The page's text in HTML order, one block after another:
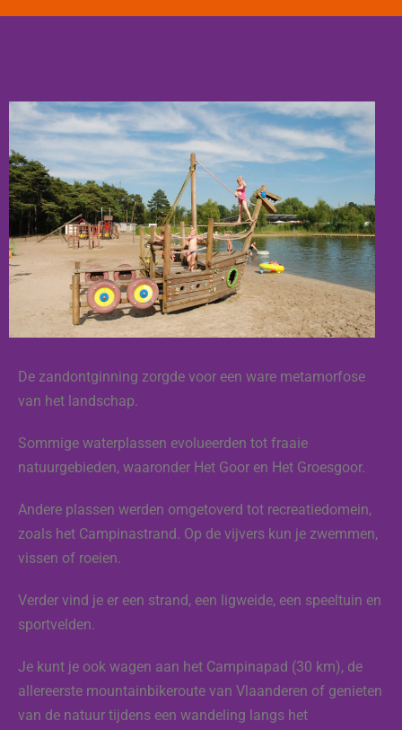
De zandontginning zorgde voor een ware metamorfose
van het landschap.
Sommige waterplassen evolueerden tot fraaie
natuurgebieden, waaronder Het Goor en Het Groesgoor.
Andere plassen werden omgetoverd tot recreatiedomein,
zoals het Campinastrand. Op de vijvers kun je zwemmen,
vissen of roeien.
Verder vind je er een strand, een ligweide, een speeltuin en
sportvelden.
Je kunt je ook wagen aan het Campinapad (30 km), de
allereerste mountainbikeroute van Vlaanderen of genieten
van de natuur tijdens een wandeling langs het